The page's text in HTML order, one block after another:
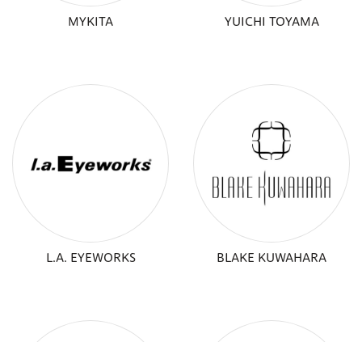
MYKITA YUICHI TOYAMA
L.A. EYEWORKS BLAKE KUWAHARA